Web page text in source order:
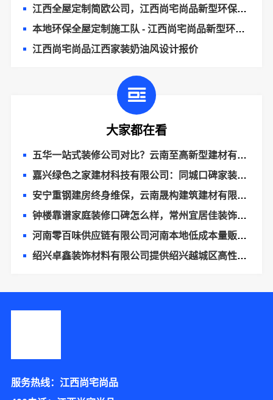
江西全屋定制简欧公司，江西尚宅尚品新型环保材料有限公司
本地环保全屋定制施工队 - 江西尚宅尚品新型环保材料有限公司
江西尚宅尚品江西家装奶油风设计报价
大家都在看
五华一站式装修公司对比？云南至高新型建材有限公司优势明显
嘉兴绿色之家建材科技有限公司：同城口碑家装机构实惠
安宁重钢建房终身维保，云南晟构建筑建材有限公司
钟楼靠谱家庭装修口碑怎么样，常州宜居佳装饰好评案例
河南零百味供应链有限公司河南本地低成本量贩零食全域盈利
绍兴卓鑫装饰材料有限公司提供绍兴越城区高性价比环保家装
服务热线：江西尚宅尚品